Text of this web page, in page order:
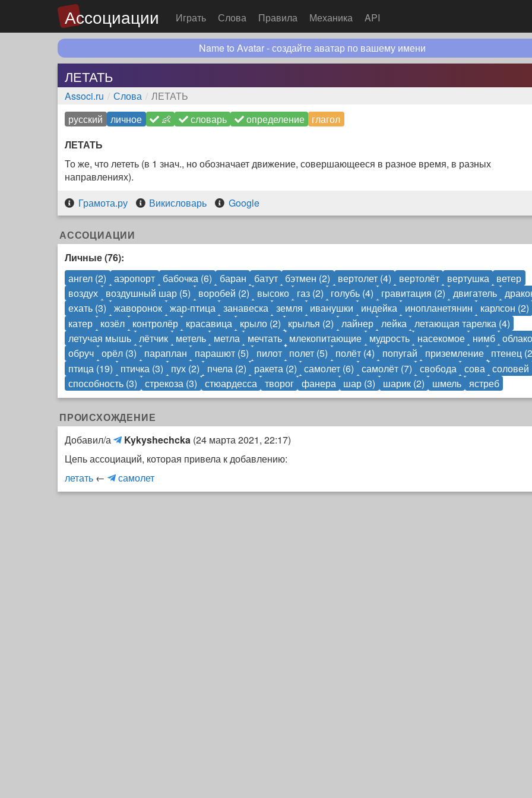
Ассоциации Играть Слова Правила Механика API
Name to Avatar - создайте аватар по вашему имени
ЛЕТАТЬ
Associ.ru Слова
ЛЕТАТЬ
русский
личное 👶 словарь определение глагол
ЛЕТАТЬ
То же, что лететь (в 1 знач., но обозначает движение, совершающееся в разное время, в разных
направлениях).
Грамота.ру
Викисловарь Google
АССОЦИАЦИИ
Личные (76):
ангел (2)
аэропорт бабочка (6) баран батут бэтмен (2) вертолет (4) вертолёт вертушка
ветер
воздух
воздушный шар (5) воробей (2) высоко газ (2) голубь (4) гравитация (2) двигатель
ехать (3)
жаворонок жар-птица занавеска земля иванушки индейка инопланетянин
карлсон (2)
катер
козёл контролёр красавица крыло (2) крылья (2) лайнер лейка летающая тарелка (4)
летучая мышь лётчик метель метла мечтать млекопитающие мудрость насекомое нимб облако
обруч орёл (3) параплан парашют (5) пилот полет (5) полёт (4) попугай приземление птенец
птица (19)
птичка (3) пух (2) пчела (2) ракета (2) самолет (6) самолёт (7) свобода сова соловей
способность (3)
стрекоза (3) стюардесса творог фанера шар (3) шарик (2) шмель ястреб
ПРОИСХОЖДЕНИЕ
Добавил/а
Kykyshechcka
(Telegram)
Kykyshechcka (24 марта 2021, 22:17)
Цепь ассоциаций, которая привела к добавлению:
летать ←
K
y
самолет